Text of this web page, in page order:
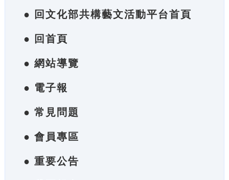
● 回文化部共構藝文活動平台首頁
● 回首頁
● 網站導覽
● 電子報
● 常見問題
● 會員專區
● 重要公告